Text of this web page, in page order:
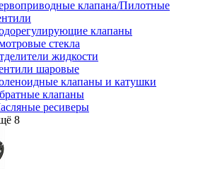
клапана/Пилотные
клапаны
стекла
жидкости
шаровые
клапаны и катушки
клапаны
ресиверы
8